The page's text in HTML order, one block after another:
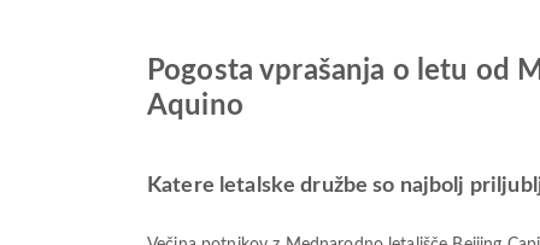
Pogosta vprašanja o letu od
Aquino
Katere letalske družbe so najbolj